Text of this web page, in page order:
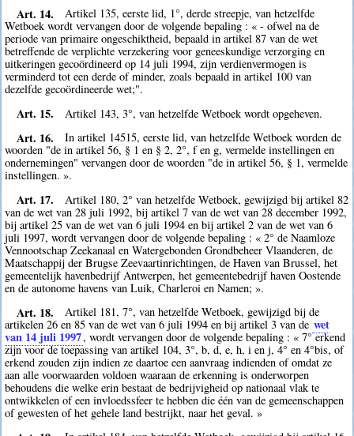
Art. 14.
Artikel 135, eerste lid, 1°, derde streepje, van hetzelfde
Wetboek wordt vervangen door de volgende bepaling : « - ofwel na de
periode van primaire ongeschiktheid, bepaald in artikel 87 van de wet
betreffende de verplichte verzekering voor geneeskundige verzorging en
uitkeringen gecoördineerd op 14 juli 1994, zijn verdienvermogen is
verminderd tot een derde of minder, zoals bepaald in artikel 100 van
dezelfde gecoördineerde wet;".
Art. 15. Artikel 143, 3°, van hetzelfde Wetboek wordt opgeheven.
Art. 16.
In artikel 14515, eerste lid, van hetzelfde Wetboek worden de
woorden "de in artikel 56, § 1 en § 2, 2°, f en g, vermelde instellingen en
ondernemingen" vervangen door de woorden "de in artikel 56, § 1, vermelde
instellingen. ».
Art. 17.
Artikel 180, 2° van hetzelfde Wetboek, gewijzigd bij artikel 82
van de wet van 28 juli 1992, bij artikel 7 van de wet van 28 december 1992,
bij artikel 25 van de wet van 6 juli 1994 en bij artikel 2 van de wet van 6
juli 1997, wordt vervangen door de volgende bepaling : « 2° de Naamloze
Vennootschap Zeekanaal en Watergebonden Grondbeheer Vlaanderen, de
Maatschappij der Brugse Zeevaartinrichtingen, de Haven van Brussel, het
gemeentelijk havenbedrijf Antwerpen, het gemeentebedrijf haven Oostende
en de autonome havens van Luik, Charleroi en Namen; ».
Art. 18.
Artikel 181, 7°, van hetzelfde Wetboek, gewijzigd bij de
artikelen 26 en 85 van de wet van 6 juli 1994 en bij artikel 3 van de wet
van 14 juli 1997, wordt vervangen door de volgende bepaling : « 7° erkend
zijn voor de toepassing van artikel 104, 3°, b, d, e, h, i en j, 4° en 4°bis, of
erkend zouden zijn indien ze daartoe een aanvraag indienden of omdat ze
aan alle voorwaarden voldoen waaraan de erkenning is onderworpen
behoudens die welke erin bestaat de bedrijvigheid op nationaal vlak te
ontwikkelen of een invloedssfeer te hebben die één van de gemeenschappen
of gewesten of het gehele land bestrijkt, naar het geval. »